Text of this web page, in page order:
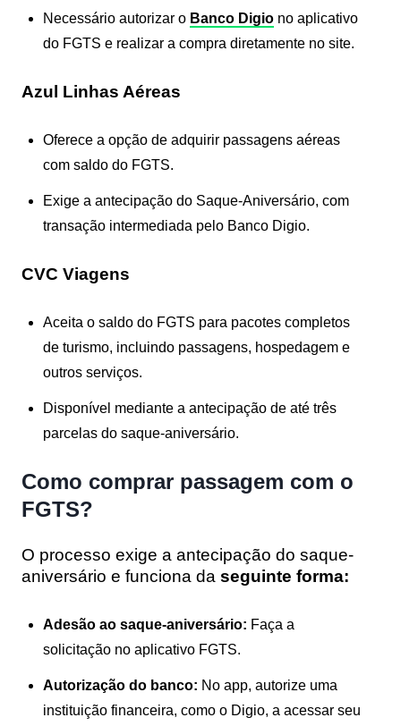
Necessário autorizar o Banco Digio no aplicativo
do FGTS e realizar a compra diretamente no site.
Azul Linhas Aéreas
Oferece a opção de adquirir passagens aéreas
com saldo do FGTS.
Exige a antecipação do Saque-Aniversário, com
transação intermediada pelo Banco Digio.
CVC Viagens
Aceita o saldo do FGTS para pacotes completos
de turismo, incluindo passagens, hospedagem e
outros serviços.
Disponível mediante a antecipação de até três
parcelas do saque-aniversário.
Como comprar passagem com o
FGTS?
O processo exige a antecipação do saque-
aniversário e funciona da seguinte forma:
Adesão ao saque-aniversário: Faça a
solicitação no aplicativo FGTS.
Autorização do banco: No app, autorize uma
instituição financeira, como o Digio, a acessar seu